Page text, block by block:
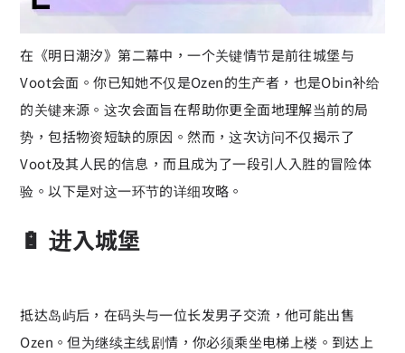
在《明日潮汐》第二幕中，一个关键情节是前往城堡与
Voot会面。你已知她不仅是Ozen的生产者，也是Obin补给
的关键来源。这次会面旨在帮助你更全面地理解当前的局
势，包括物资短缺的原因。然而，这次访问不仅揭示了
Voot及其人民的信息，而且成为了一段引人入胜的冒险体
验。以下是对这一环节的详细攻略。
🔋 进入城堡
抵达岛屿后，在码头与一位长发男子交流，他可能出售
Ozen。但为继续主线剧情，你必须乘坐电梯上楼。到达上